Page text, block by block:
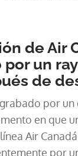
el propio
Nacional
, la
un
principales
| Un Avión
por un rayo
descarga
de Air
un
de
por un
en que
Air
por